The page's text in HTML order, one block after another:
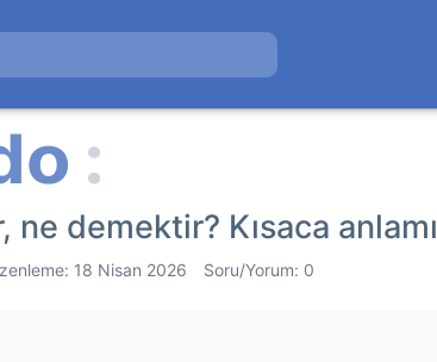
ne demektir? Kısaca anlamı
18 Nisan 2026 Soru/Yorum: 0